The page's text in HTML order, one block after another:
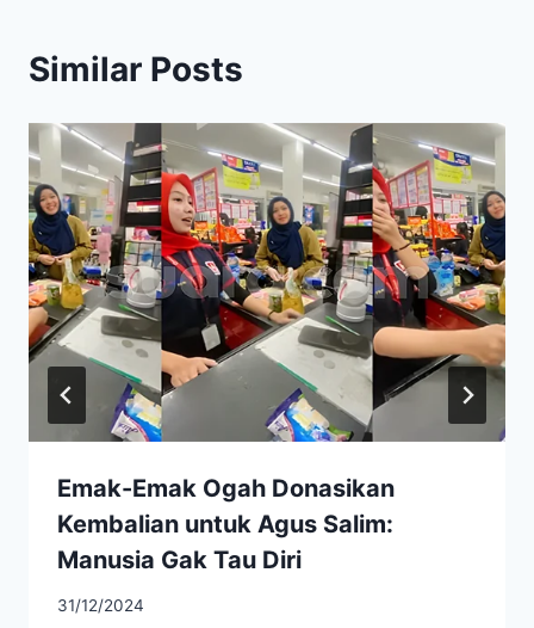
Similar Posts
Emak-Emak Ogah Donasikan
Kembalian untuk Agus Salim:
Manusia Gak Tau Diri
31/12/2024